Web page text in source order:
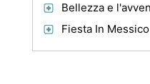
Fiesta In Messico